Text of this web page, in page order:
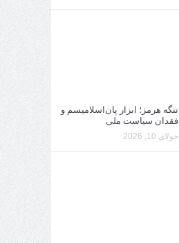
تنگه هرمز؛ ابزار پان‌اسلامیسم و
فقدان سیاست ملی
جولای 10, 2026